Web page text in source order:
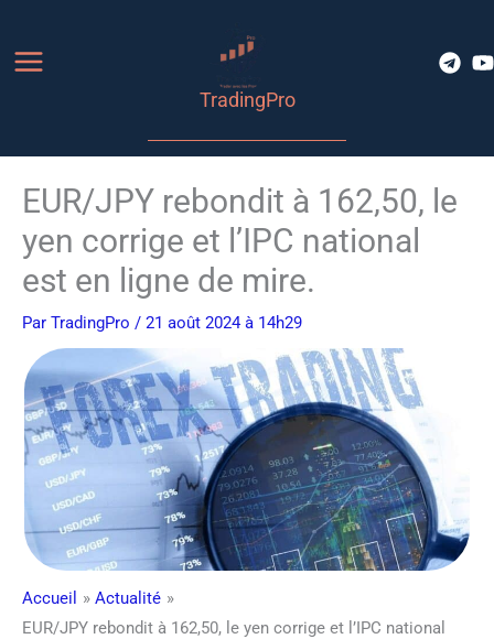
contenu
TradingPro
EUR/JPY rebondit à 162,50, le
yen corrige et l’IPC national
est en ligne de mire.
Par TradingPro / 21 août 2024 à 14h29
Accueil
Actualité
EUR/JPY rebondit à 162,50, le yen corrige et l’IPC national